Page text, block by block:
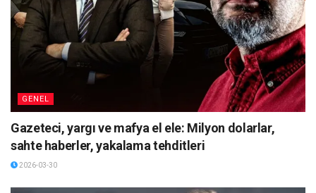
GENEL
Gazeteci, yargı ve mafya el ele: Milyon dolarlar,
sahte haberler, yakalama tehditleri
2026-03-30